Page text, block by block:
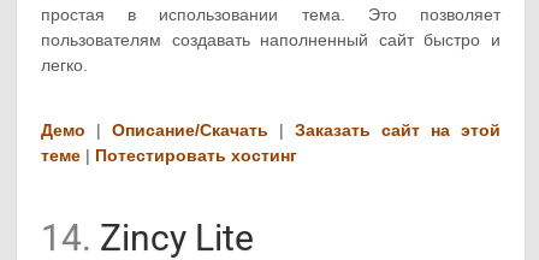
простая в использовании тема. Это позволяет
пользователям создавать наполненный сайт быстро и
легко.
Демо |Описание/Скачать | Заказать сайт на этой
теме | Потестировать хостинг
14. Zincy Lite